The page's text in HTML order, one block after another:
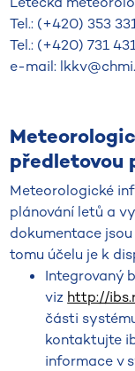
Tel.: (+420) 353
Tel.: (+420) 731
e-mail:
předletovou
Meteorologické
plánování letů a
dokumentace
tomu účelu je k
Integrovaný
viz http://
části
kontaktujte
informace v